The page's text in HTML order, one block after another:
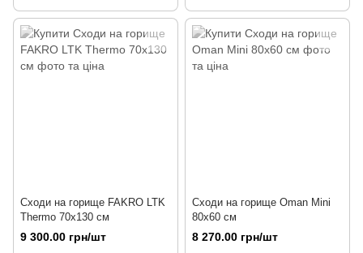
Сходи на горище FAKRO LTK
Thermo 70х130 см
9 300.00 грн/шт
Сходи на горище Oman Mini
80х60 см
8 270.00 грн/шт